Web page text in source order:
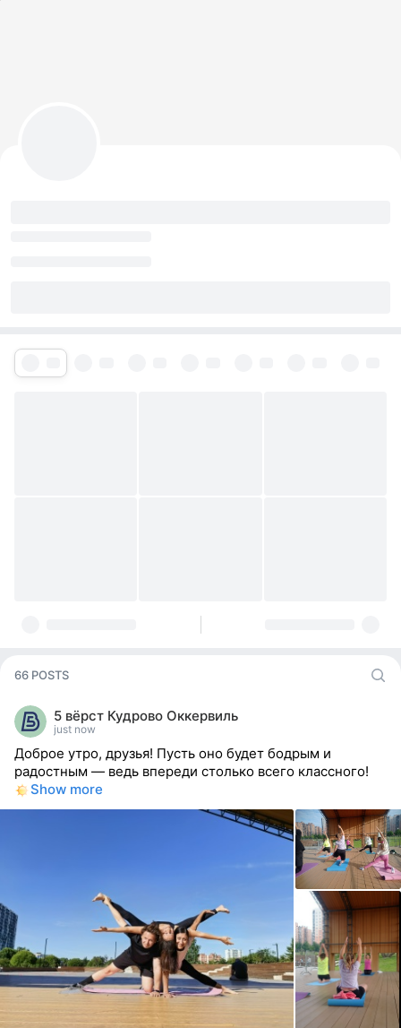
66 POSTS
5 вёрст Кудрово Оккервиль
just now
Доброе утро, друзья! Пусть оно будет бодрым и
радостным — ведь впереди столько всего классного!
Show more